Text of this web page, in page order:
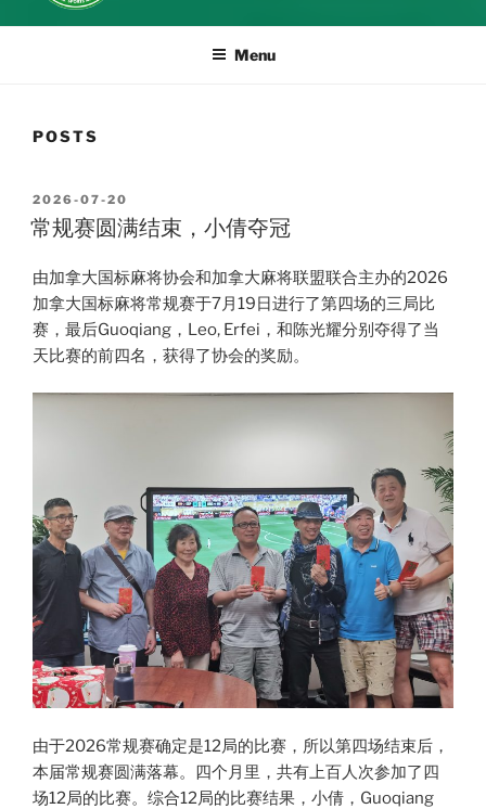
Menu
POSTS
POSTED
ON
2026-07-20
常规赛圆满结束，小倩夺冠
由加拿大国标麻将协会和加拿大麻将联盟联合主办的2026
加拿大国标麻将常规赛于7月19日进行了第四场的三局比
赛，最后Guoqiang，Leo, Erfei，和陈光耀分别夺得了当
天比赛的前四名，获得了协会的奖励。
由于2026常规赛确定是12局的比赛，所以第四场结束后，
本届常规赛圆满落幕。四个月里，共有上百人次参加了四
场12局的比赛。综合12局的比赛结果，小倩，Guoqiang